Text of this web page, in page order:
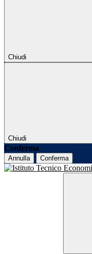
Chiudi
Chiudi
Conferma
Annulla Conferma